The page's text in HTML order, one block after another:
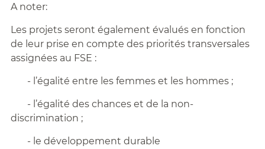
A noter:
Les projets seront également évalués en fonction
de leur prise en compte des priorités transversales
assignées au FSE :
- l’égalité entre les femmes et les hommes ;
- l’égalité des chances et de la non-
discrimination ;
- le développement durable